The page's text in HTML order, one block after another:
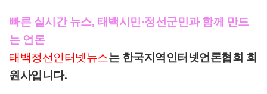
빠른 실시간 뉴스, 태백시민·정선군민과 함께 만드
는 언론
태백정선인터넷뉴스는 한국지역인터넷언론협회 회
원사입니다.